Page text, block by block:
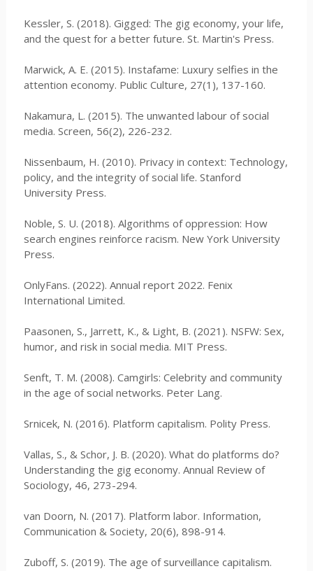
Kessler, S. (2018). Gigged: The gig economy, your life,
and the quest for a better future. St. Martin's Press.
Marwick, A. E. (2015). Instafame: Luxury selfies in the
attention economy. Public Culture, 27(1), 137-160.
Nakamura, L. (2015). The unwanted labour of social
media. Screen, 56(2), 226-232.
Nissenbaum, H. (2010). Privacy in context: Technology,
policy, and the integrity of social life. Stanford
University Press.
Noble, S. U. (2018). Algorithms of oppression: How
search engines reinforce racism. New York University
Press.
OnlyFans. (2022). Annual report 2022. Fenix
International Limited.
Paasonen, S., Jarrett, K., & Light, B. (2021). NSFW: Sex,
humor, and risk in social media. MIT Press.
Senft, T. M. (2008). Camgirls: Celebrity and community
in the age of social networks. Peter Lang.
Srnicek, N. (2016). Platform capitalism. Polity Press.
Vallas, S., & Schor, J. B. (2020). What do platforms do?
Understanding the gig economy. Annual Review of
Sociology, 46, 273-294.
van Doorn, N. (2017). Platform labor. Information,
Communication & Society, 20(6), 898-914.
Zuboff, S. (2019). The age of surveillance capitalism.